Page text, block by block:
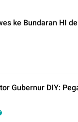
ke Bundaran HI
Gubernur DIY: